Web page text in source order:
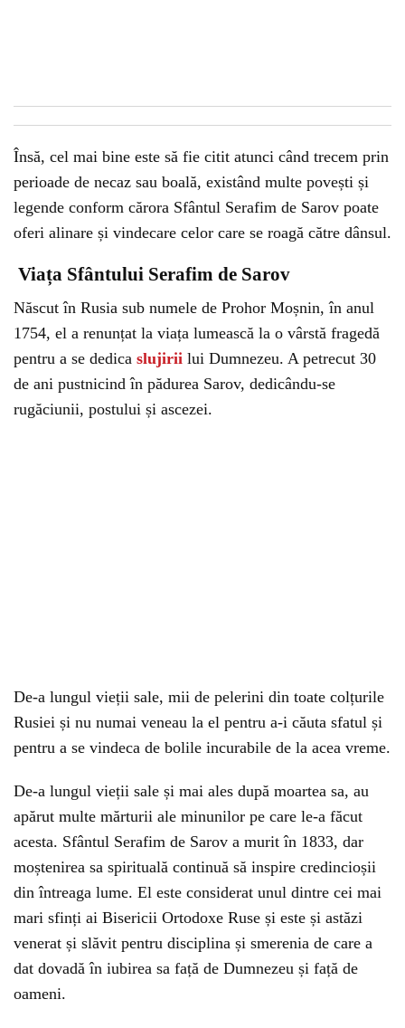
Însă, cel mai bine este să fie citit atunci când trecem prin
perioade de necaz sau boală, existând multe povești și
legende conform cărora Sfântul Serafim de Sarov poate
oferi alinare și vindecare celor care se roagă către dânsul.
Viața Sfântului Serafim de Sarov
Născut în Rusia sub numele de Prohor Moșnin, în anul
1754, el a renunțat la viața lumească la o vârstă fragedă
pentru a se dedica slujirii lui Dumnezeu. A petrecut 30
de ani pustnicind în pădurea Sarov, dedicându-se
rugăciunii, postului și ascezei.
De-a lungul vieții sale, mii de pelerini din toate colțurile
Rusiei și nu numai veneau la el pentru a-i căuta sfatul și
pentru a se vindeca de bolile incurabile de la acea vreme.
De-a lungul vieții sale și mai ales după moartea sa, au
apărut multe mărturii ale minunilor pe care le-a făcut
acesta. Sfântul Serafim de Sarov a murit în 1833, dar
moștenirea sa spirituală continuă să inspire credincioșii
din întreaga lume. El este considerat unul dintre cei mai
mari sfinți ai Bisericii Ortodoxe Ruse și este și astăzi
venerat și slăvit pentru disciplina și smerenia de care a
dat dovadă în iubirea sa față de Dumnezeu și față de
oameni.